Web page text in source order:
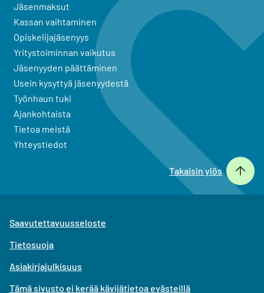
Jäsenmaksut
Kassan vaihtaminen
Opiskelijajäsenyys
Yritystoiminnan vaikutus
Jäsenyyden päättäminen
Usein kysyttyä jäsenyydestä
Työnhaun tuki
Ajankohtaista
Tietoa meistä
Yhteystiedot
Takaisin ylös
Saavutettavuusseloste
Tietosuoja
Asiakirjajulkisuus
Tämä sivusto ei kerää kävijätietoa evästeillä